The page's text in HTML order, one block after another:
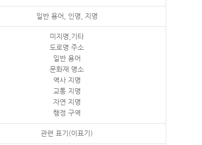
일반 용어, 인명, 지명
미지명,기타
도로명 주소
일반 용어
문화재 명소
역사 지명
교통 지명
자연 지명
행정 구역
관련 표기(이표기)